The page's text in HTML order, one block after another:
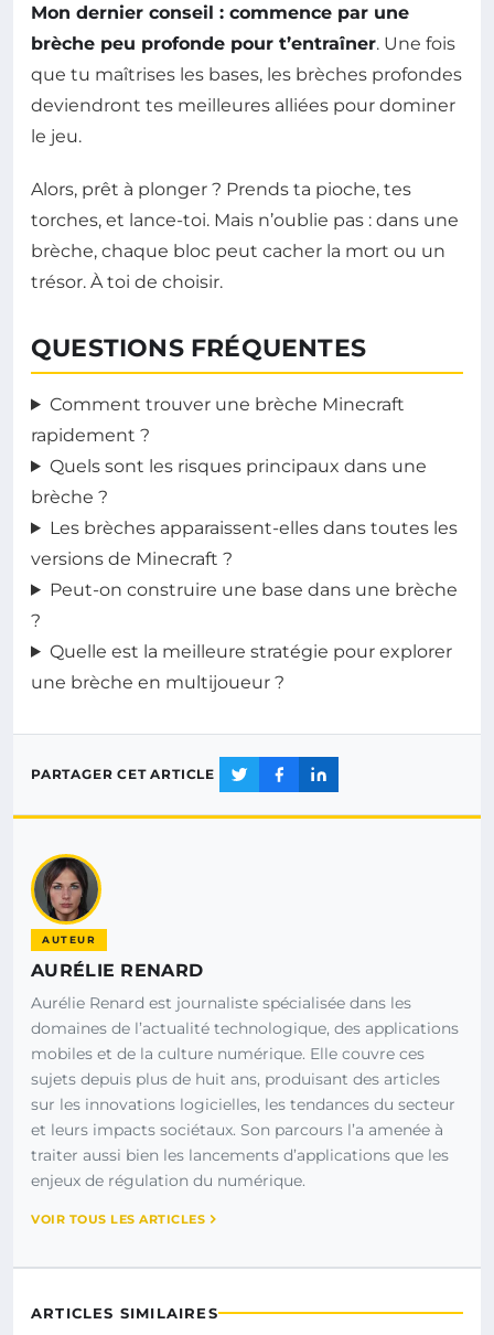
Mon dernier conseil : commence par une
brèche peu profonde pour t’entraîner. Une fois
que tu maîtrises les bases, les brèches profondes
deviendront tes meilleures alliées pour dominer
le jeu.
Alors, prêt à plonger ? Prends ta pioche, tes
torches, et lance-toi. Mais n’oublie pas : dans une
brèche, chaque bloc peut cacher la mort ou un
trésor. À toi de choisir.
QUESTIONS FRÉQUENTES
Comment trouver une brèche Minecraft
rapidement ?
Quels sont les risques principaux dans une
brèche ?
Les brèches apparaissent-elles dans toutes les
versions de Minecraft ?
Peut-on construire une base dans une brèche
?
Quelle est la meilleure stratégie pour explorer
une brèche en multijoueur ?
PARTAGER CET ARTICLE
AUTEUR
AURÉLIE RENARD
Aurélie Renard est journaliste spécialisée dans les
domaines de l’actualité technologique, des applications
mobiles et de la culture numérique. Elle couvre ces
sujets depuis plus de huit ans, produisant des articles
sur les innovations logicielles, les tendances du secteur
et leurs impacts sociétaux. Son parcours l’a amenée à
traiter aussi bien les lancements d’applications que les
enjeux de régulation du numérique.
VOIR TOUS LES ARTICLES
ARTICLES SIMILAIRES